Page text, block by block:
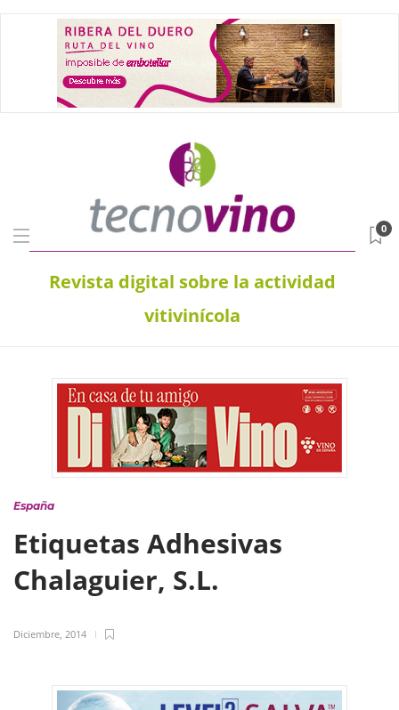
Revista digital sobre la actividad
vitivinícola
0
España
Etiquetas Adhesivas
Chalaguier, S.L.
Diciembre, 2014